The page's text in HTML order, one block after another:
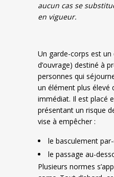
aucun cas se
en vigueur.
Un garde-corps est
d’ouvrage) destiné à
personnes qui
un élément plus élevé
immédiat. Il est placé
présentant un risque
vise à empêcher :
le basculement
le passage au-
Plusieurs normes